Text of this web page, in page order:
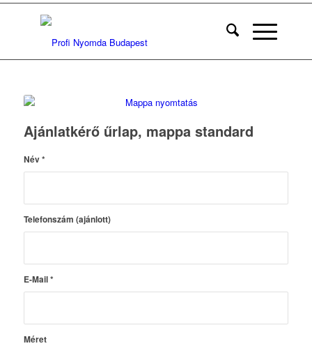
Ajánlatkérő űrlap, mappa standard
Név*
Telefonszám (ajánlott)
E-Mail*
Méret